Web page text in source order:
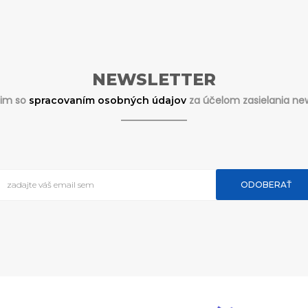
NEWSLETTER
so spracovaním osobných údajov za účelom zasielania
ODOBERAŤ